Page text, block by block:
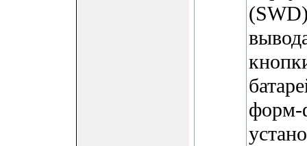
форм-